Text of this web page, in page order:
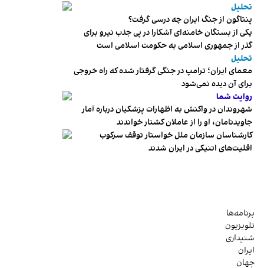
تحلیل
پنتاگون از جنگ ایران چه درسی گرفت؟
یکی از بستگان خامنه‌ای آشکارا در پی جذب نیرو برای
گذر از جمهوری اسلامی به حکومت اسلامی است
تحلیل
معمای ایران؛ ترامپ در جنگی گرفتار شده که راه خروجی
برای آن دیده نمی‌شود
روایت شما
شهروندان در واکنش به اظهارات پزشکیان درباره آمار
جاویدنامان، او را از عاملان کشتار خواندند
کارشناسان سازمان ملل خواستار توقف سرکوب
اقلیت‌های اتنیکی در ایران شدند
برنامه‌ها
تلویزیون
شنیداری
ایران
جهان